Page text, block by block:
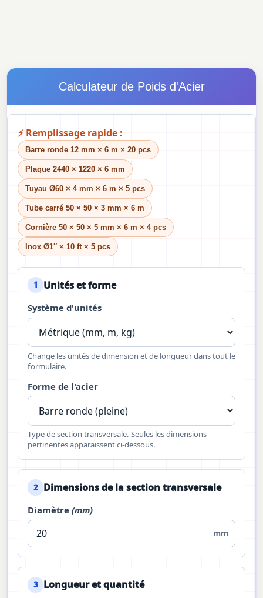
Calculateur de Poids d'Acier
⚡ Remplissage rapide :
Barre ronde 12 mm × 6 m × 20 pcs
Plaque 2440 × 1220 × 6 mm
Tuyau Ø60 × 4 mm × 6 m × 5 pcs
Tube carré 50 × 50 × 3 mm × 6 m
Cornière 50 × 50 × 5 mm × 6 m × 4 pcs
Inox Ø1″ × 10 ft × 5 pcs
1 Unités et forme
Système d'unités
Change les unités de dimension et de longueur dans tout le
formulaire.
Forme de l'acier
Type de section transversale. Seules les dimensions
pertinentes apparaissent ci-dessous.
2 Dimensions de la section transversale
Diamètre (mm)
mm
3 Longueur et quantité